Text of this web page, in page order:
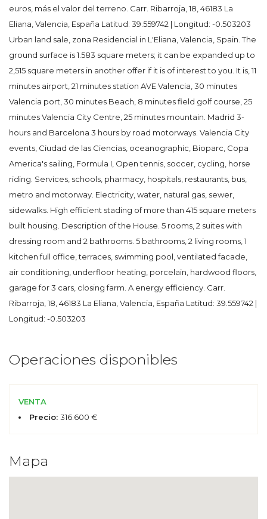
euros, más el valor del terreno. Carr. Ribarroja, 18, 46183 La
Eliana, Valencia, España Latitud: 39.559742 | Longitud: -0.503203
Urban land sale, zona Residencial in L'Eliana, Valencia, Spain. The
ground surface is 1.583 square meters; it can be expanded up to
2,515 square meters in another offer if it is of interest to you. It is, 11
minutes airport, 21 minutes station AVE Valencia, 30 minutes
Valencia port, 30 minutes Beach, 8 minutes field golf course, 25
minutes Valencia City Centre, 25 minutes mountain. Madrid 3-
hours and Barcelona 3 hours by road motorways. Valencia City
events, Ciudad de las Ciencias, oceanographic, Bioparc, Copa
America's sailing, Formula I, Open tennis, soccer, cycling, horse
riding. Services, schools, pharmacy, hospitals, restaurants, bus,
metro and motorway. Electricity, water, natural gas, sewer,
sidewalks. High efficient stading of more than 415 square meters
built housing. Description of the House. 5 rooms, 2 suites with
dressing room and 2 bathrooms. 5 bathrooms, 2 living rooms, 1
kitchen full office, terraces, swimming pool, ventilated facade,
air conditioning, underfloor heating, porcelain, hardwood floors,
garage for 3 cars, closing farm. A energy efficiency. Carr.
Ribarroja, 18, 46183 La Eliana, Valencia, España Latitud: 39.559742 |
Longitud: -0.503203
Operaciones disponibles
VENTA
Precio: 316.600 €
Mapa